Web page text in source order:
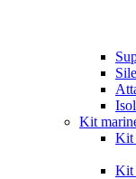
Kit
Kit
Kit